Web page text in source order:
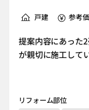
戸建 参考
提案内容にあった
が親切に施工して
リフォーム部位